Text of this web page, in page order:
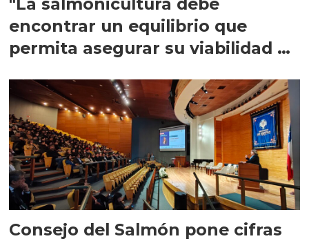
encontrar un equilibrio que
permita asegurar su viabilidad de
Consejo del Salmón pone cifras